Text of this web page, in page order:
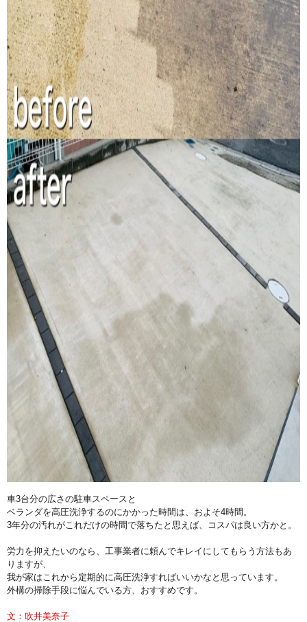
車3台分の広さの駐車スペースと
ベランダを高圧洗浄するのにかかった時間は、およそ4時間。
3年分の汚れがこれだけの時間で落ちたと思えば、コスパは良い方かと。
労力を抑えたいのなら、 工事業者に頼んでキレイにしてもらう方法もあ
りますが、
我が家はこれから定期的に高圧洗浄すればいいかなと思っています。
外構の掃除手段に悩んでいる方、おすすめです。
文：吹井美奈子